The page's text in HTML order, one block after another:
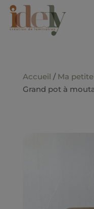
Accueil / Ma
Grand pot à